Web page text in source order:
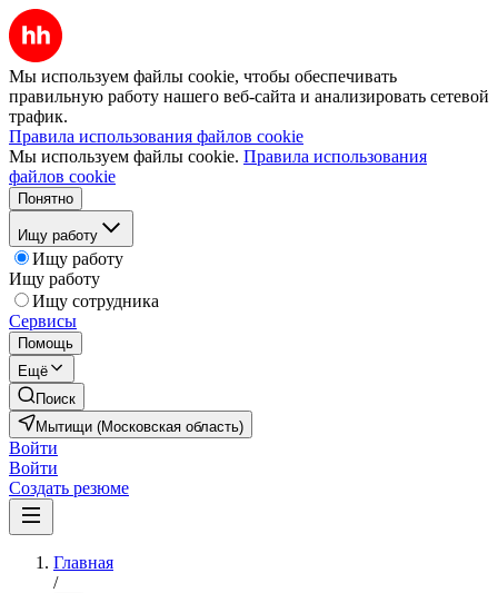
Мы используем файлы cookie, чтобы обеспечивать
правильную работу нашего веб-сайта и анализировать сетевой
трафик.
Правила использования файлов cookie
Мы используем файлы cookie. Правила использования
файлов cookie
Понятно
Ищу работу
Ищу работу
Ищу работу
Ищу сотрудника
Сервисы
Помощь
Ещё
Поиск
Мытищи (Московская область)
Войти
Войти
Создать резюме
Главная
/